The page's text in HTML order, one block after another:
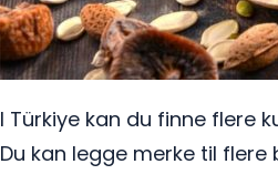
I Türkiye kan du finne flere
Du kan legge merke til